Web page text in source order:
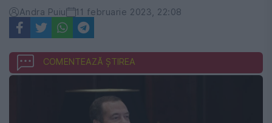
Andra Puiu 11 februarie 2023, 22:08
COMENTEAZĂ ȘTIREA